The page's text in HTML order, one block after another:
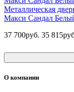
Металлическая
Макси Сандал
37 700руб. 35
О компании